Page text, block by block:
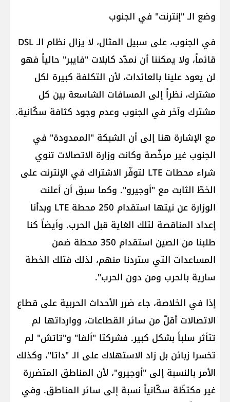
وضع الـ "إنترنت" في الجنوب
في الجنوب، على سبيل المثال، لا يزال نظام الـ DSL
قائماً، ولا يمكننا أن نمدّد كابلات "فايبر" حالياً فهو
لن يعود علينا بالعائدات، لأن التكلفة كبيرة لكل
مشترك، نظراً إلى المسافات الشاسعة بين كل
مشترك وآخر في الجنوب وعدم وجود كثافة سكّانية.
مع الإشارة هنا إلى أن الشبكة "الممدودة" في
الجنوب غير مرخّصة وكانت وزارة الاتصالات تنوي
شراء محطات LTE لتوفّر الاشتراك في الإنترنت على
الخطّ الثابت مع "أوجيرو". وكما سبق أن أعلنت
الوزارة عن نيتها استقدام 250 محطة LTE وبدأنا
إعداد المناقصة لتلك الغاية قبل الحرب. وأيضاً كنا
طلبنا من الصين استقدام 350 محطة ضمن
المساعدات التي ستردنا منهم، لذلك فتلك الخطة
سارية بالحرب ومن دون الحرب".
إذا في الخلاصة، جاء ضرر الأحداث الحربية على قطاع
الاتصالات أقلّ من سائر القطاعات، ووارداتها لم
تتأثر سلباً بشكل كبير. فشركتا "ألفا" و"تاتش" لم
تخسرا زبائن بل زاد الاستهلاك على الـ "داتا"، وكذلك
الأمر بالنسبة إلى "أوجيرو"، لأن المناطق المتضررة
غير مكتظّة سكّانياً نسبة إلى سائر المناطق. وفي